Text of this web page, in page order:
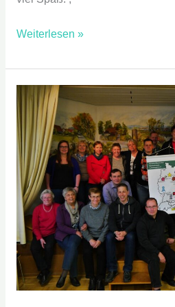
Weiterlesen »
Spiele
–
Symposium
2016
in
Bielefeld